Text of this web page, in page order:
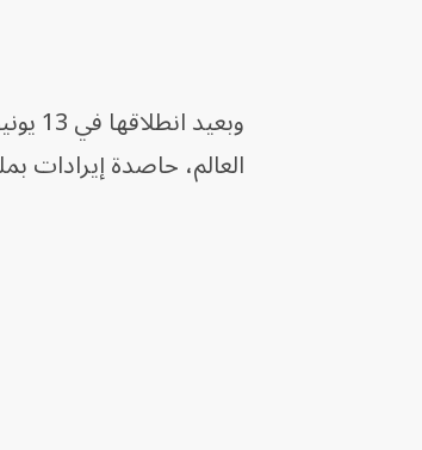
العالم، حاصدة إيرادات